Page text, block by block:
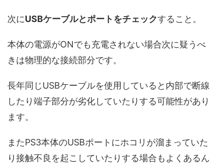
次にUSBケーブルとポートをチェックすること。
本体の電源がONでも充電されない場合次に疑うべ
きは物理的な接続部分です。
長年同じUSBケーブルを使用していると内部で断線
したり端子部分が劣化していたりする可能性があり
ます。
またPS3本体のUSBポートにホコリが溜まっていた
り接触不良を起こしていたりする場合もよくあるん